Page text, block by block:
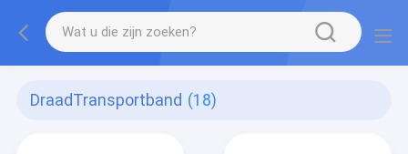
DraadTransportband (18)